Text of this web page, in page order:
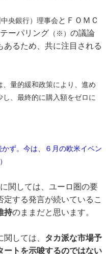
中央銀行）理事会 とＦＯＭＣ
ーパリング （※） の議論
あるため、共に注目される
量的緩和政策により、進め
、最終的に購入額をゼロに
ず。今は、６月の欧米イベン
関しては、ユーロ圏の要
定する発言が続いているこ
持のままだと思います。
しては、 タカ派な市場予
ートを示唆するのではない